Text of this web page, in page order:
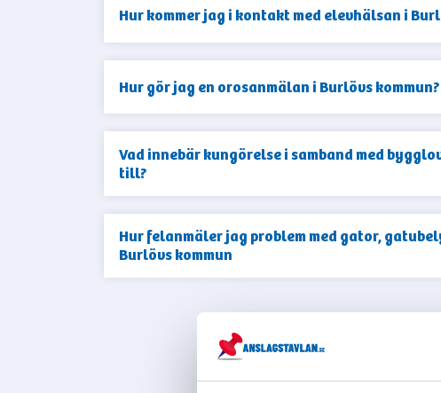
Hur kommer jag i kontakt med elevhälsan i
Hur gör jag en orosanmälan i Burlövs kommun?
Vad innebär kungörelse i samband med
till?
Hur felanmäler jag problem med gator,
Burlövs kommun